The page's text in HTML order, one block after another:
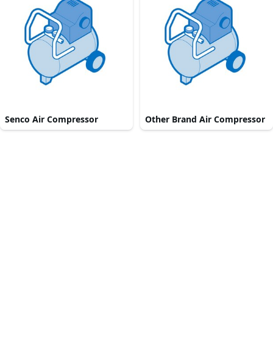
Senco Air Compressor Other Brand Air Compressor